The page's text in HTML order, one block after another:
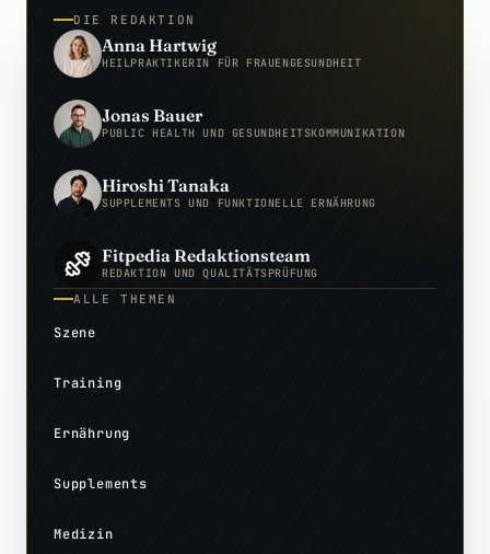
DIE REDAKTION
Anna Hartwig
HEILPRAKTIKERIN FÜR FRAUENGESUNDHEIT
Jonas Bauer
PUBLIC HEALTH UND GESUNDHEITSKOMMUNIKATION
Hiroshi Tanaka
SUPPLEMENTS UND FUNKTIONELLE ERNÄHRUNG
Fitpedia Redaktionsteam
REDAKTION UND QUALITÄTSPRÜFUNG
ALLE THEMEN
Szene
Training
Ernährung
Supplements
Medizin